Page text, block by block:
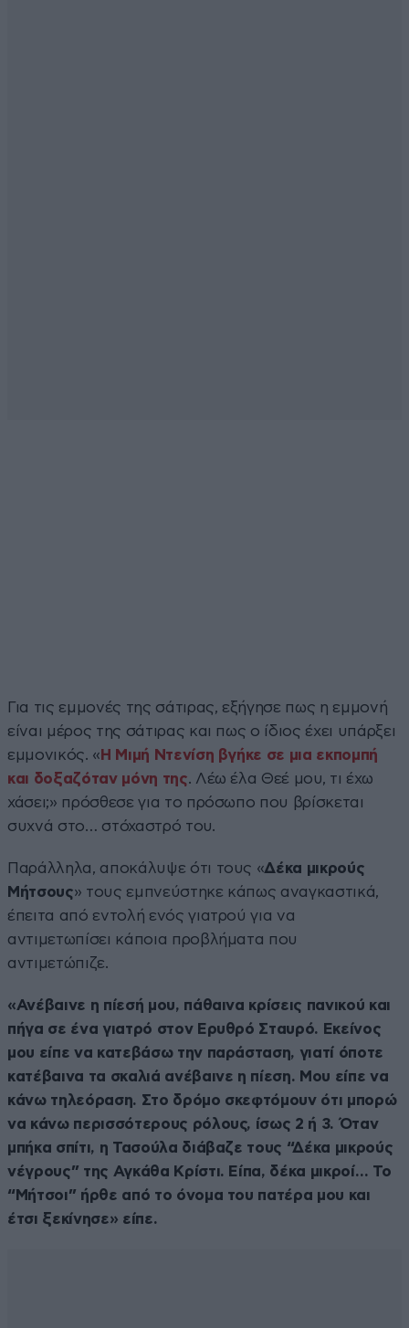
Για τις εμμονές της σάτιρας, εξήγησε πως η εμμονή
είναι μέρος της σάτιρας και πως ο ίδιος έχει υπάρξει
εμμονικός. « Η Μιμή Ντενίση βγήκε σε μια εκπομπή
και δοξαζόταν μόνη της. Λέω έλα Θεέ μου, τι έχω
χάσει;» πρόσθεσε για το πρόσωπο που βρίσκεται
συχνά στο… στόχαστρό του.
Παράλληλα, αποκάλυψε ότι τους «Δέκα μικρούς
Μήτσους» τους εμπνεύστηκε κάπως αναγκαστικά,
έπειτα από εντολή ενός γιατρού για να
αντιμετωπίσει κάποια προβλήματα που
αντιμετώπιζε.
«Ανέβαινε η πίεσή μου, πάθαινα κρίσεις πανικού και
πήγα σε ένα γιατρό στον Ερυθρό Σταυρό. Εκείνος
μου είπε να κατεβάσω την παράσταση, γιατί όποτε
κατέβαινα τα σκαλιά ανέβαινε η πίεση. Μου είπε να
κάνω τηλεόραση. Στο δρόμο σκεφτόμουν ότι μπορώ
να κάνω περισσότερους ρόλους, ίσως 2 ή 3. Όταν
μπήκα σπίτι, η Τασούλα διάβαζε τους “Δέκα μικρούς
νέγρους” της Αγκάθα Κρίστι. Είπα, δέκα μικροί… Το
“Μήτσοι” ήρθε από το όνομα του πατέρα μου και
έτσι ξεκίνησε» είπε.